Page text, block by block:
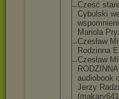
Cześć
Cybulski
Mariola
Czesław
Rodzinna
Czesław
audiobook
Jerzy